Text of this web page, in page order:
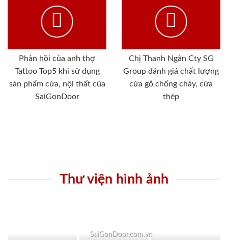
Phản hồi của anh thợ
Tattoo Top5 khi sử dụng
sản phẩm cửa, nội thất của
SaiGonDoor
Chị Thanh Ngân Cty SG
Group đánh giá chất lượng
cửa gỗ chống cháy, cửa
thép
Thư viện hình ảnh
SaiGonDoor.com.vn